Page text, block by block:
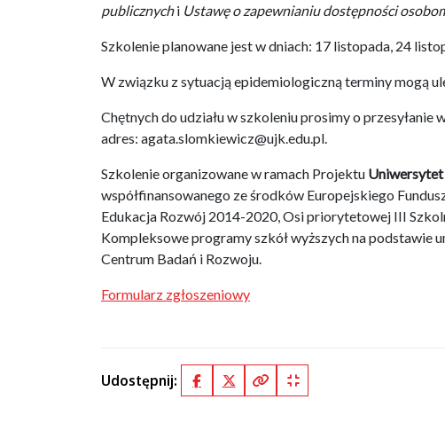
publicznychi Ustawę o zapewnianiu dostępności
Szkolenie planowane jest w dniach: 17 listopada, 24
W związku z sytuacją epidemiologiczną terminy mogą
Chętnych do udziału w szkoleniu prosimy o przesyłanie
adres: agata.slomkiewicz@ujk.edu.pl.
Szkolenie organizowane w ramach Projektu Uniwersytet
współfinansowanego ze środków Europejskiego
Edukacja Rozwój 2014-2020, Osi priorytetowej III
Kompleksowe programy szkół wyższych na podstawie
Centrum Badań i Rozwoju.
Formularz zgłoszeniowy
Udostępnij: FacebookX (Twitter)
Kopiuj pełny link
Kopiuj krótki link